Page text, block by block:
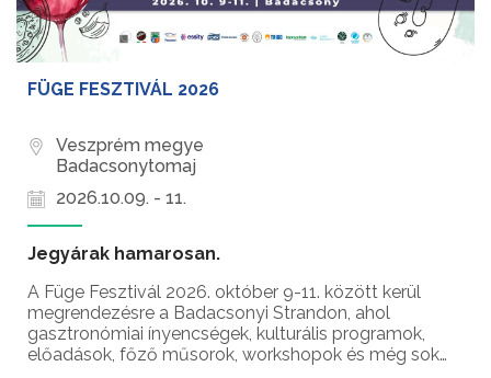
FÜGE FESZTIVÁL 2026
Veszprém megye
Badacsonytomaj
2026.10.09. - 11.
Jegyárak hamarosan.
A Füge Fesztivál 2026. október 9-11. között kerül
megrendezésre a Badacsonyi Strandon, ahol
gasztronómiai ínyencségek, kulturális programok,
előadások, főző műsorok, workshopok és még sok